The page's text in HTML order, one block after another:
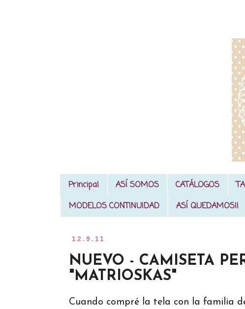
Principal ASÍ SOMOS CATÁLOGOS
MODELOS CONTINUIDAD
ASÍ QUEDAMOS!!
12.9.11
NUEVO - CAMISETA
"MATRIOSKAS"
Cuando compré la tela con la familia